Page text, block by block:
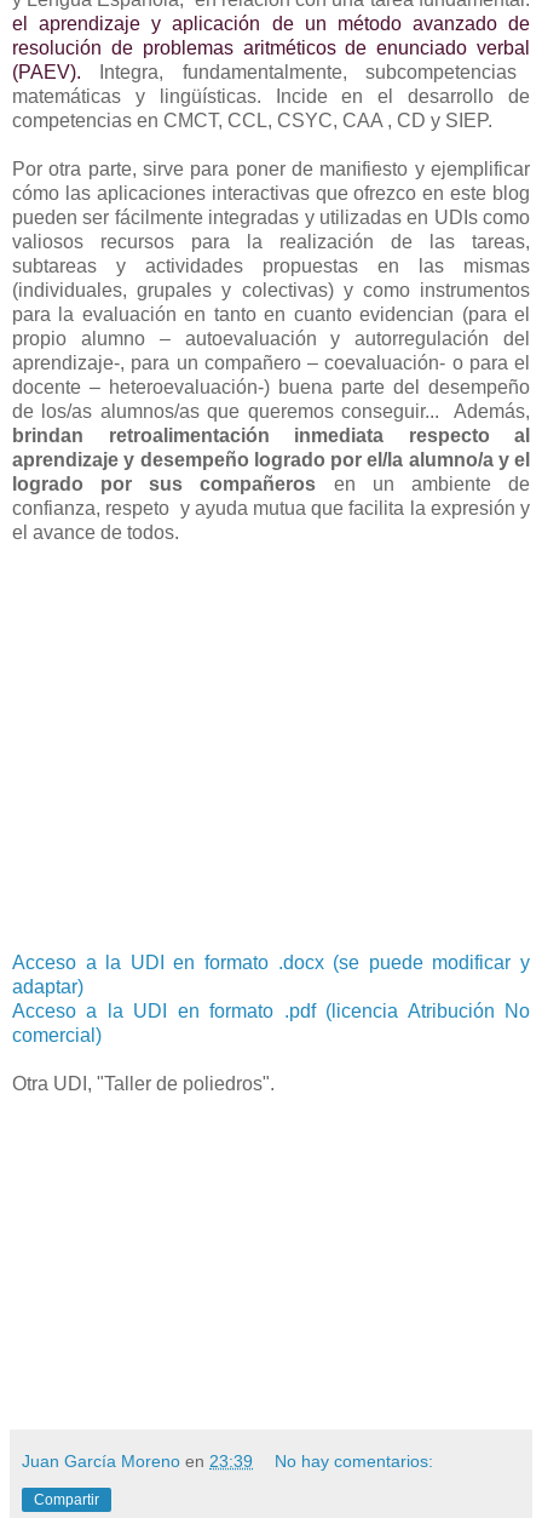
el aprendizaje y aplicación de un
método avanzado de
resolución de problemas aritméticos de enunciado verbal
(PAEV). Integra, fundamentalmente, subcompetencias
matemáticas y lingüísticas. Incide en el desarrollo de
competencias en CMCT, CCL, CSYC, CAA , CD y SIEP.
Por otra parte, sirve para poner de manifiesto y ejemplificar
cómo las aplicaciones interactivas que ofrezco en este blog
pueden ser fácilmente integradas y utilizadas en UDIs como
valiosos recursos para la realización de las tareas,
subtareas y actividades propuestas en las mismas
(individuales, grupales y colectivas) y como instrumentos
para la evaluación en tanto en cuanto evidencian (para el
propio alumno – autoevaluación y autorregulación del
aprendizaje-, para un compañero – coevaluación- o para el
docente – heteroevaluación-) buena parte del desempeño
de los/as alumnos/as que queremos conseguir... Además,
brindan retroalimentación inmediata respecto al
aprendizaje y desempeño logrado por el/la alumno/a y el
logrado por sus compañeros en un ambiente de
confianza, respeto y ayuda mutua que facilita la expresión y
el avance de todos.
Acceso a la UDI en formato .docx (se puede modificar y
adaptar)
Acceso a la UDI en formato .pdf (licencia Atribución No
comercial)
Otra UDI, "Taller de poliedros".
Juan García Moreno en 23:39 No hay comentarios:
Compartir